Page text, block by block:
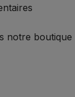
notre boutique